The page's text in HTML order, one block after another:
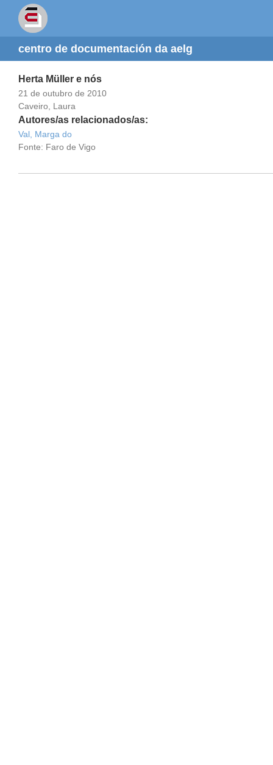
centro de documentación da aelg
Herta Müller e nós
21 de outubro de 2010
Caveiro, Laura
Autores/as relacionados/as:
Val, Marga do
Fonte: Faro de Vigo